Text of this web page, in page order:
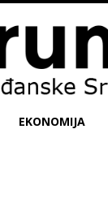
EKONOMIJA